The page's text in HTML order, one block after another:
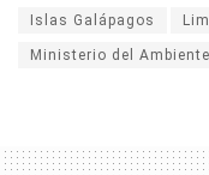
Islas Galápagos
Ministerio del Ambiente